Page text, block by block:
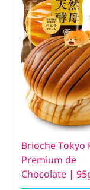
Brioche Tokyo
Premium de
Chocolate |